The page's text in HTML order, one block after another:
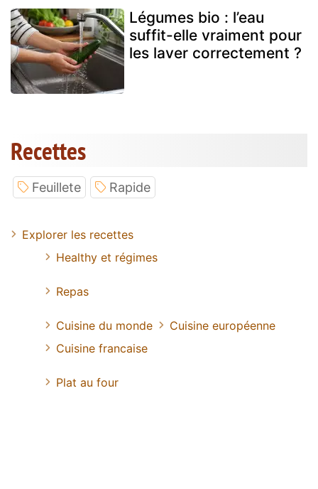
Légumes bio : l’eau
suffit-elle vraiment pour
les laver correctement ?
Recettes
Feuillete Rapide
Explorer les recettes
Healthy et régimes
Repas
Cuisine du monde
Cuisine européenne
Cuisine francaise
Plat au four